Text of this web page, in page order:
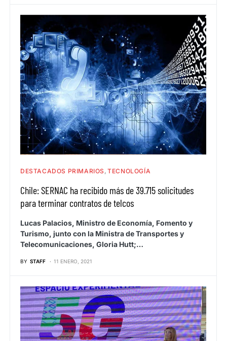
DESTACADOS PRIMARIOS TECNOLOGÍA
Chile: SERNAC ha recibido más de 39.715 solicitudes
para terminar contratos de telcos
Lucas Palacios, Ministro de Economía, Fomento y
Turismo, junto con la Ministra de Transportes y
Telecomunicaciones, Gloria Hutt;…
BY STAFF 11 ENERO, 2021